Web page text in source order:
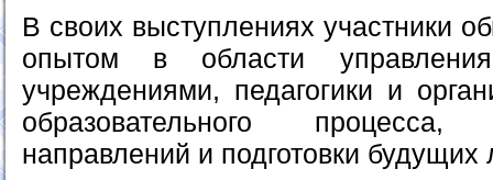
В своих выступлениях участники
опытом в области управления
учреждениями, педагогики и
образовательного
направлений и подготовки будущих